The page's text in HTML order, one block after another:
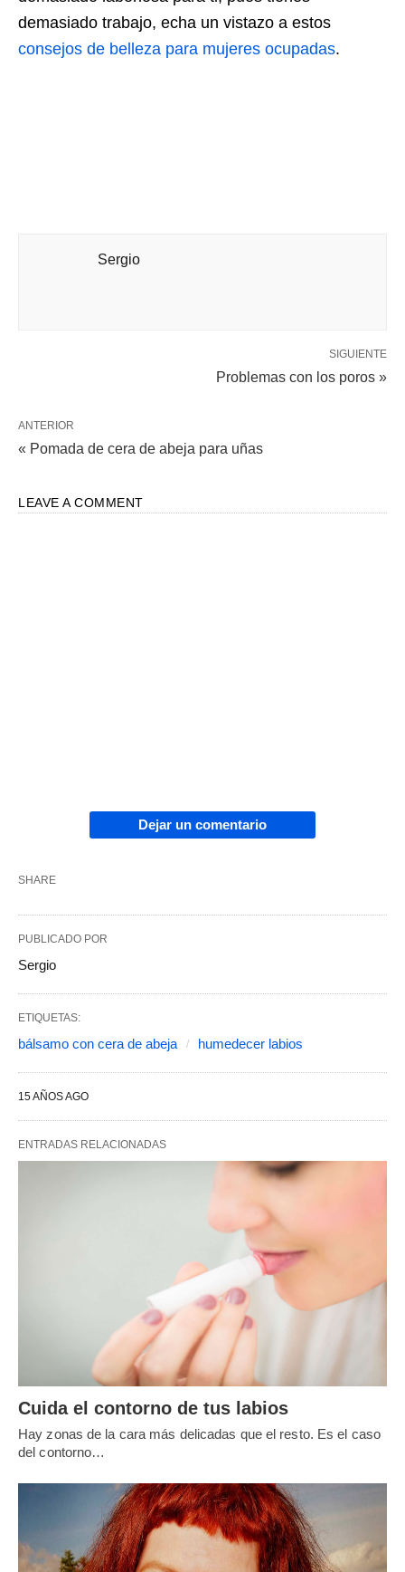
demasiado trabajo, echa un vistazo a estos
consejos de belleza para mujeres ocupadas.
Sergio
SIGUIENTE
Problemas con los poros »
ANTERIOR
« Pomada de cera de abeja para uñas
LEAVE A COMMENT
Dejar un comentario
SHARE
PUBLICADO POR
Sergio
ETIQUETAS:
bálsamo con cera de abeja humedecer labios
15 AÑOS AGO
ENTRADAS RELACIONADAS
Cuida el contorno de tus labios
Hay zonas de la cara más delicadas que el resto. Es el caso
del contorno…